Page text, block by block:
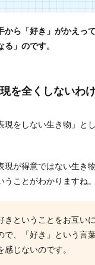
から「好き」がかえっ
る」のです。
を全くしないわ
現をしない生き物」と
現が得意ではない生き
ことがわかりますね。
きということをお互い
で、「好き」という言
感じないのです。